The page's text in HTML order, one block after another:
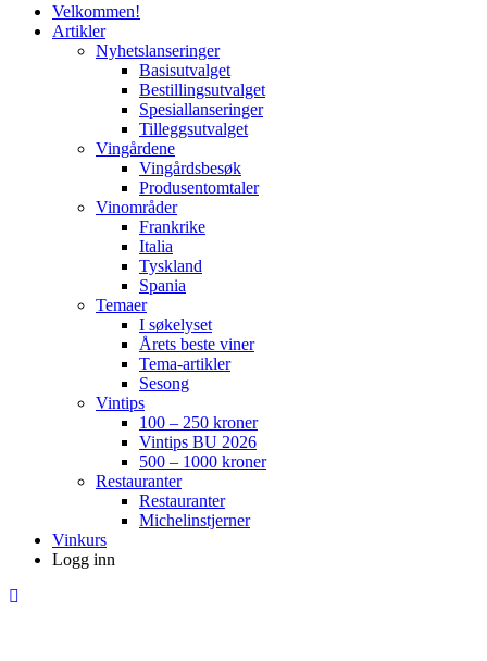
Close
Menu
Velkommen!
Artikler
Nyhetslanseringer
Basisutvalget
Bestillingsutvalget
Spesiallanseringer
Tilleggsutvalget
Vingårdene
Vingårdsbesøk
Produsentomtaler
Vinområder
Frankrike
Italia
Tyskland
Spania
Temaer
I søkelyset
Årets beste viner
Tema-artikler
Sesong
Vintips
100 – 250 kroner
Vintips BU 2026
500 – 1000 kroner
Restauranter
Restauranter
Michelinstjerner
Vinkurs
Logg inn